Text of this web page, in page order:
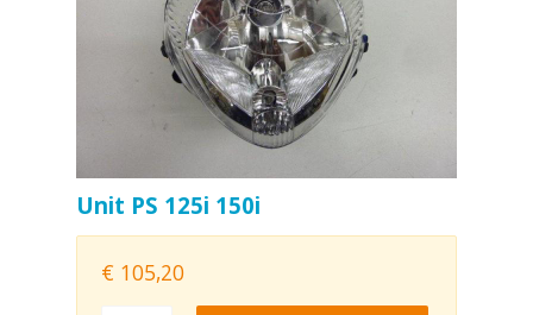
Unit PS 125i 150i
€ 105,20